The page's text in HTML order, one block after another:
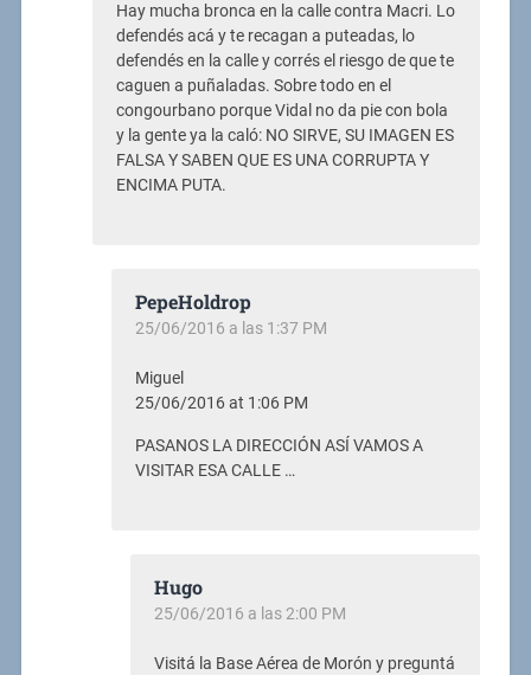
Hay mucha bronca en la calle contra Macri. Lo
defendés acá y te recagan a puteadas, lo
defendés en la calle y corrés el riesgo de que te
caguen a puñaladas. Sobre todo en el
congourbano porque Vidal no da pie con bola
y la gente ya la caló: NO SIRVE, SU IMAGEN ES
FALSA Y SABEN QUE ES UNA CORRUPTA Y
ENCIMA PUTA.
PepeHoldrop
25/06/2016 a las 1:37 PM
Miguel
25/06/2016 at 1:06 PM
PASANOS LA DIRECCIÓN ASÍ VAMOS A
VISITAR ESA CALLE …
Hugo
25/06/2016 a las 2:00 PM
Visitá la Base Aérea de Morón y preguntá